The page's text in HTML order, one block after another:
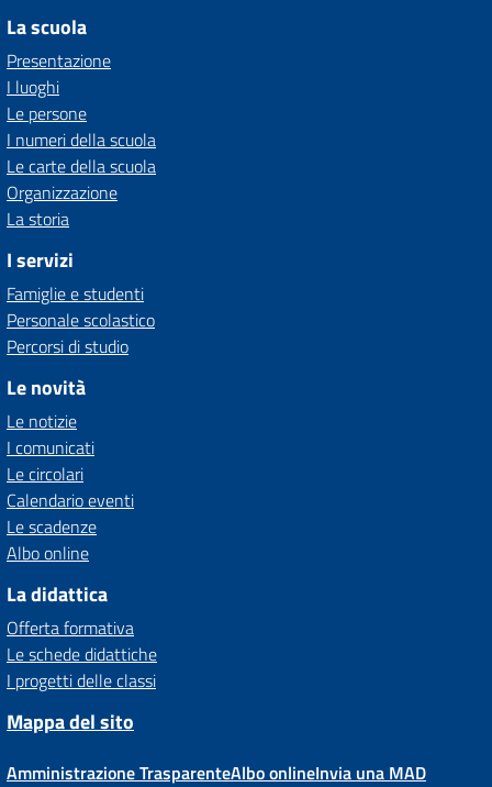
La scuola
Presentazione
I luoghi
Le persone
I numeri della scuola
Le carte della scuola
Organizzazione
La storia
I servizi
Famiglie e studenti
Personale scolastico
Percorsi di studio
Le novità
Le notizie
I comunicati
Le circolari
Calendario eventi
Le scadenze
Albo online
La didattica
Offerta formativa
Le schede didattiche
I progetti delle classi
Mappa del sito
Amministrazione TrasparenteAlbo onlineInvia una MAD